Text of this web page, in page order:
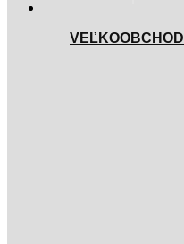
VEĽKOOBCHOD